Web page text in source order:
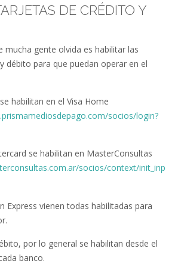
DE CRÉDITO Y
mucha gente olvida es habilitar las
débito para que puedan operar en el
habilitan en el Visa Home
socios/login?
se habilitan en MasterConsultas
socios/context/init_inp
Express vienen todas habilitadas para
por lo general se habilitan desde el
banco.